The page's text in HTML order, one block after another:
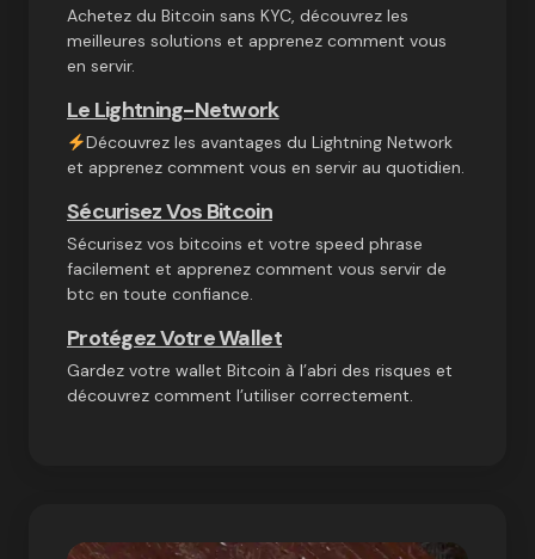
Achetez du Bitcoin sans KYC, découvrez les
meilleures solutions et apprenez comment vous
en servir.
Le Lightning-Network
Découvrez les avantages du Lightning Network
et apprenez comment vous en servir au quotidien.
Sécurisez Vos Bitcoin
Sécurisez vos bitcoins et votre speed phrase
facilement et apprenez comment vous servir de
btc en toute confiance.
Protégez Votre Wallet
Gardez votre wallet Bitcoin à l’abri des risques et
découvrez comment l’utiliser correctement.